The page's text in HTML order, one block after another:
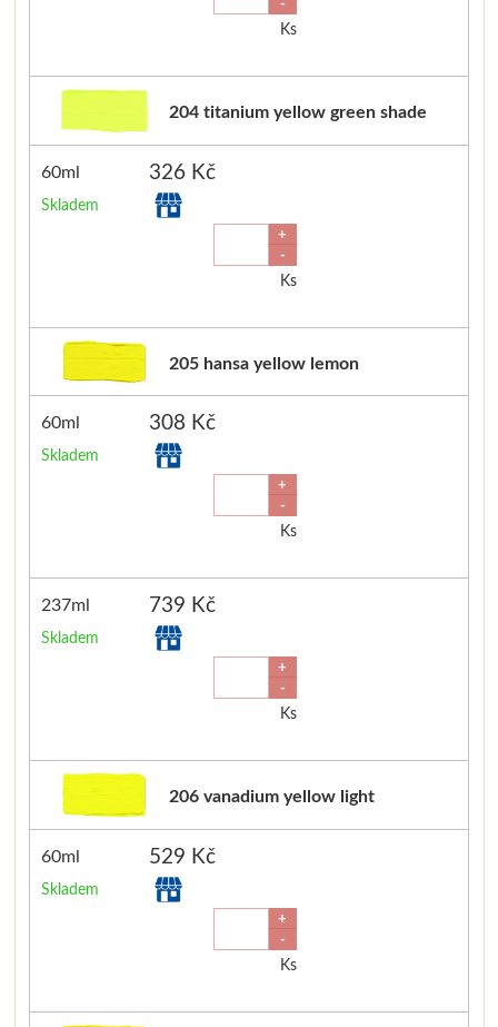
Kreul
Akrylové barvy
Média
Liquitex
Heavy body
Média
Kufříky
Magnani 1404
Jednotlivé papíry
Ks
204 titanium yellow green shade
60ml 326 Kč
Skladem
+
-
Ks
205 hansa yellow lemon
60ml 308 Kč
Skladem
+
-
Ks
237ml 739 Kč
Skladem
+
-
Ks
206 vanadium yellow light
60ml 529 Kč
Skladem
+
-
Ks